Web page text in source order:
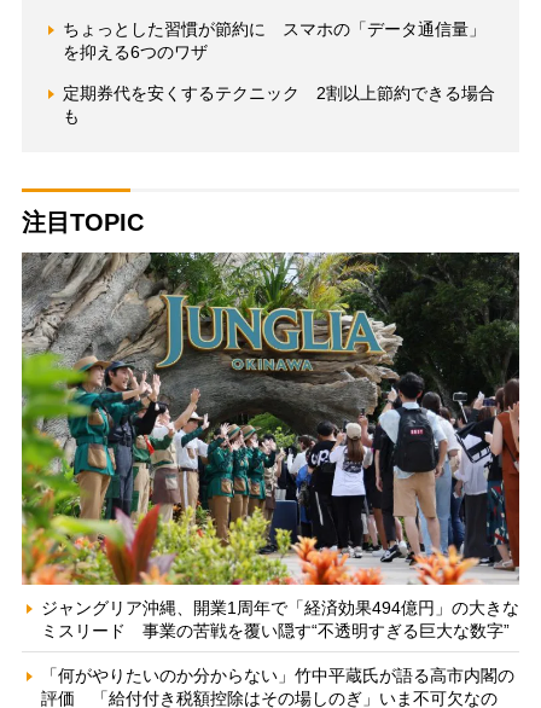
ちょっとした習慣が節約に スマホの「データ通信量」
を抑える6つのワザ
定期券代を安くするテクニック 2割以上節約できる場合
も
注目TOPIC
ジャングリア沖縄、開業1周年で「経済効果494億円」の大きな
ミスリード 事業の苦戦を覆い隠す“不透明すぎる巨大な数字”
「何がやりたいのか分からない」竹中平蔵氏が語る高市内閣の
評価 「給付付き税額控除はその場しのぎ」いま不可欠なの